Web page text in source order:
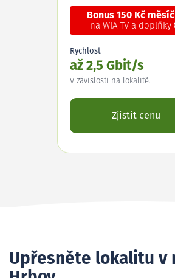
Bonus 150 Kč
na WIA TV a doplňky
Rychlost
až 2,5 Gbit/s
V závislosti na lokalitě.
Zjistit cenu
Upřesněte lokalitu v